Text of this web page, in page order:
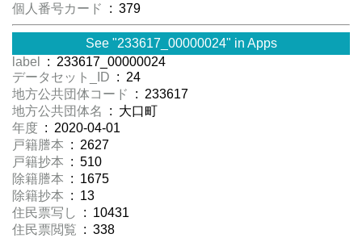
個人番号カード
: 379
See "233617_00000024" in Apps
label
: 233617_00000024
データセット_ID : 24
地方公共団体コード
: 233617
地方公共団体名
: 大口町
年度 : 2020-04-01
戸籍謄本 : 2627
戸籍抄本 : 510
除籍謄本 : 1675
除籍抄本 : 13
住民票写し
: 10431
住民票閲覧 : 338